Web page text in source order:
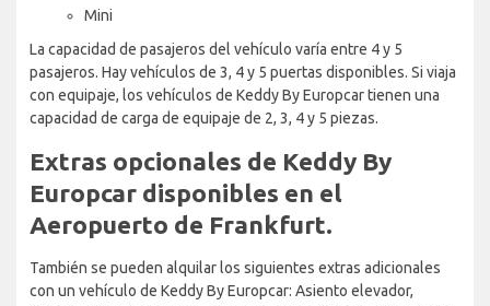
Mini
La capacidad de pasajeros del vehículo varía entre 4 y 5
pasajeros. Hay vehículos de 3, 4 y 5 puertas disponibles. Si viaja
con equipaje, los vehículos de Keddy By Europcar tienen una
capacidad de carga de equipaje de 2, 3, 4 y 5 piezas.
Extras opcionales de Keddy By
Europcar disponibles en el
Aeropuerto de Frankfurt.
También se pueden alquilar los siguientes extras adicionales
con un vehículo de Keddy By Europcar: Asiento elevador,